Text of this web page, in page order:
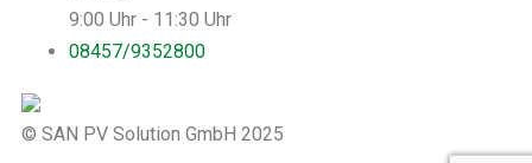
9:00 Uhr - 11:30 Uhr
08457/9352800
© SAN PV Solution GmbH 2025